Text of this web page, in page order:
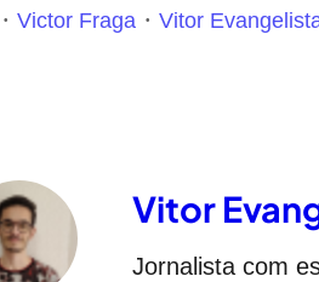
Victor Fraga Vitor
Vitor
Jornalista com